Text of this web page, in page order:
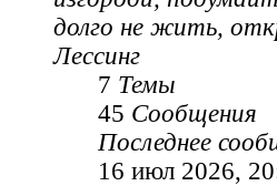
долго не жить,
Лессинг
7 Темы
45 Сообщения
Последнее
16 июл 2026,